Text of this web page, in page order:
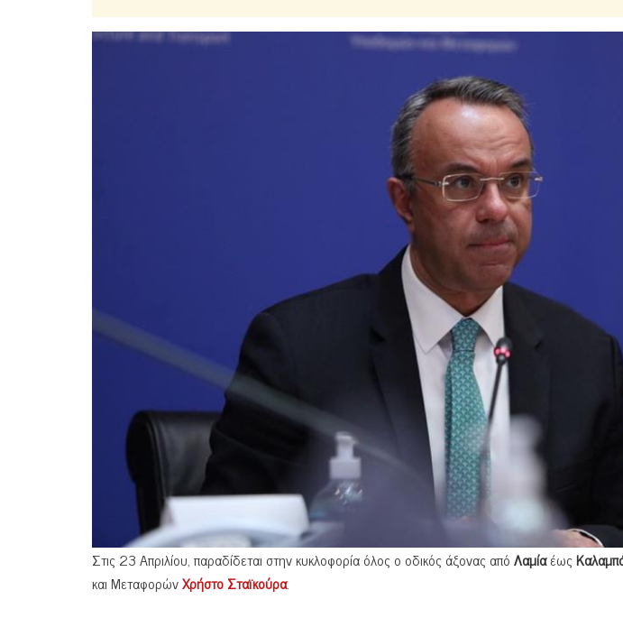
Στις 23 Απριλίου, παραδίδεται στην κυκλοφορία όλος ο οδικός άξονας απόΛαμίαέως
και ΜεταφορώνΧρήστο Σταϊκούρα.